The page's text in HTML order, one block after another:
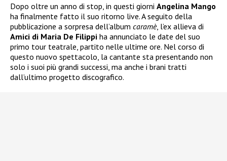
Dopo oltre un anno di stop, in questi giorni Angelina Mango
ha finalmente fatto il suo ritorno live. A seguito della
pubblicazione a sorpresa dell’album caramè, l’ex allieva di
Amici di Maria De Filippi ha annunciato le date del suo
primo tour teatrale, partito nelle ultime ore. Nel corso di
questo nuovo spettacolo, la cantante sta presentando non
solo i suoi più grandi successi, ma anche i brani tratti
dall’ultimo progetto discografico.